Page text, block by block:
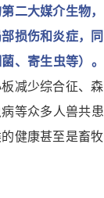
二大媒介生物，
损伤和炎症，
、寄生虫等） 。
减少综合征、
等众多人兽共
健康甚至是畜